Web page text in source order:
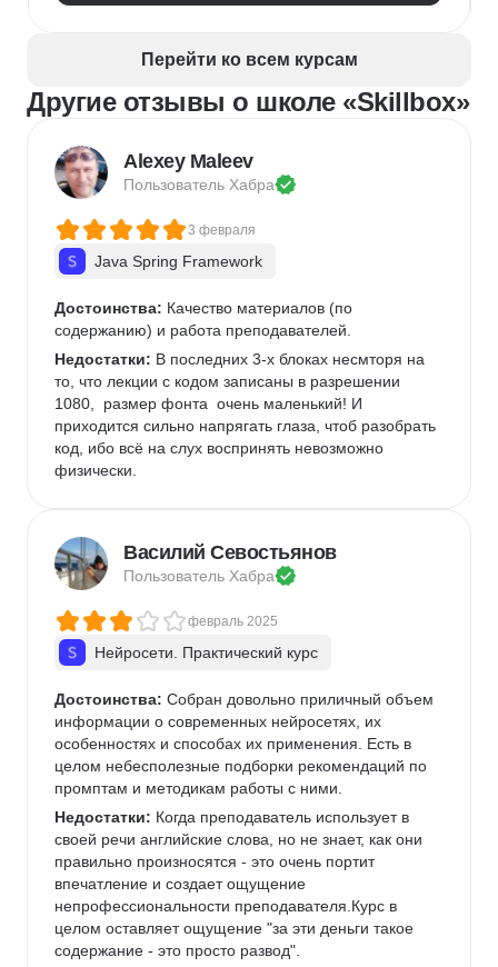
Разработка фирменного стиля
Создание анимации
Брендинг
Дизайн карточек для маркетплейсов
Колористика
Google Slides
Перейти ко всем курсам
Другие отзывы о школе «Skillbox»
Alexey Maleev
Пользователь Хабра
3 февраля
Java Spring Framework
Достоинства: Качество материалов (по
содержанию) и работа преподавателей.
Недостатки: В последних 3-х блоках несмторя на
то, что лекции с кодом записаны в разрешении
1080,  размер фонта  очень маленький! И
приходится сильно напрягать глаза, чтоб разобрать
код, ибо всё на слух воспринять невозможно
физически.
Василий Севостьянов
Пользователь Хабра
февраль 2025
Нейросети. Практический курс
Достоинства: Собран довольно приличный объем
информации о современных нейросетях, их
особенностях и способах их применения. Есть в
целом небесполезные подборки рекомендаций по
промптам и методикам работы с ними.
Недостатки: Когда преподаватель использует в
своей речи английские слова, но не знает, как они
правильно произносятся - это очень портит
впечатление и создает ощущение
непрофессиональности преподавателя.Курс в
целом оставляет ощущение "за эти деньги такое
содержание - это просто развод".